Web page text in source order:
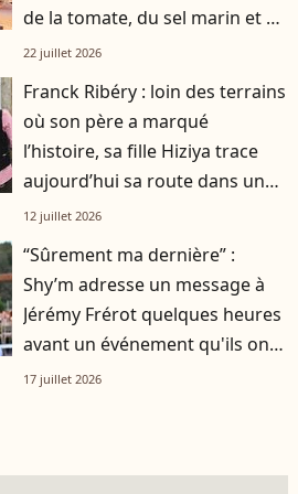
de la tomate, du sel marin et un
smoothie"
22 juillet 2026
Franck Ribéry : loin des terrains
où son père a marqué
l’histoire, sa fille Hiziya trace
aujourd’hui sa route dans un
tout autre univers
12 juillet 2026
“Sûrement ma dernière” :
Shy’m adresse un message à
Jérémy Frérot quelques heures
avant un événement qu'ils ont
vécu ensemble
17 juillet 2026